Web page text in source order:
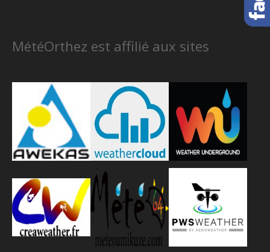
MétéOrthez est affilié aux sites